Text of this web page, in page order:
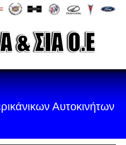
Αυτοκινήτων